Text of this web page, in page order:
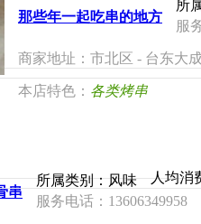
那些年一起吃串的地方
所
服
商家地址：市北区 - 台东大
本店特色： 各类烤串
串
所属类别：风味 人均消
服务电话：13606349958